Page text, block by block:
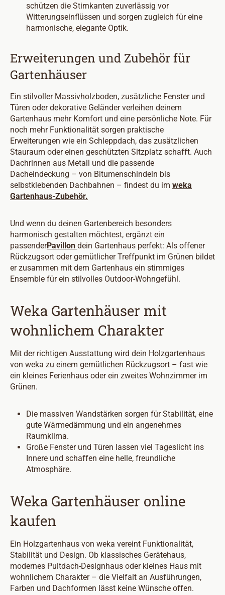
schützen die Stirnkanten zuverlässig vor
Witterungseinflüssen und sorgen zugleich für eine
harmonische, elegante Optik.
Erweiterungen und Zubehör für
Gartenhäuser
Ein stilvoller Massivholzboden, zusätzliche Fenster und
Türen oder dekorative Geländer verleihen deinem
Gartenhaus mehr Komfort und eine persönliche Note. Für
noch mehr Funktionalität sorgen praktische
Erweiterungen wie ein Schleppdach, das zusätzlichen
Stauraum oder einen geschützten Sitzplatz schafft. Auch
Dachrinnen aus Metall und die passende
Dacheindeckung – von Bitumenschindeln bis
selbstklebenden Dachbahnen – findest du im weka
Gartenhaus-Zubehör.
Und wenn du deinen Gartenbereich besonders
harmonisch gestalten möchtest, ergänzt ein
passenderPavillon dein Gartenhaus perfekt: Als offener
Rückzugsort oder gemütlicher Treffpunkt im Grünen bildet
er zusammen mit dem Gartenhaus ein stimmiges
Ensemble für ein stilvolles Outdoor-Wohngefühl.
Weka Gartenhäuser mit
wohnlichem Charakter
Mit der richtigen Ausstattung wird dein Holzgartenhaus
von weka zu einem gemütlichen Rückzugsort – fast wie
ein kleines Ferienhaus oder ein zweites Wohnzimmer im
Grünen.
Die massiven Wandstärken sorgen für Stabilität, eine
gute Wärmedämmung und ein angenehmes
Raumklima.
Große Fenster und Türen lassen viel Tageslicht ins
Innere und schaffen eine helle, freundliche
Atmosphäre.
Weka Gartenhäuser online
kaufen
Ein Holzgartenhaus von weka vereint Funktionalität,
Stabilität und Design. Ob klassisches Gerätehaus,
modernes Pultdach-Designhaus oder kleines Haus mit
wohnlichem Charakter – die Vielfalt an Ausführungen,
Farben und Dachformen lässt keine Wünsche offen.